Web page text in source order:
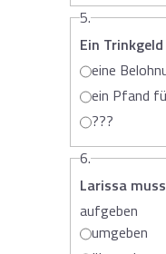
5.
Ein
eine
ein Pfand
???
6.
Larissa
aufgeben
umgeben